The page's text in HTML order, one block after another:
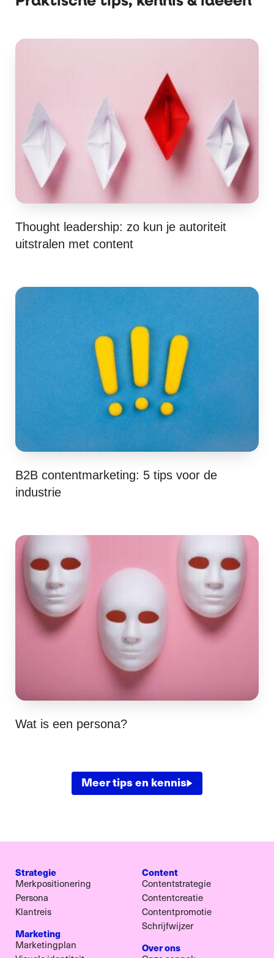
Thought leadership: zo kun je autoriteit
uitstralen met content
B2B contentmarketing: 5 tips voor de
industrie
Wat is een persona?
Meer tips en kennis
Strategie
Merkpositionering
Persona
Klantreis
Marketing
Marketingplan
Content
Contentstrategie
Contentcreatie
Contentpromotie
Schrijfwijzer
Over ons